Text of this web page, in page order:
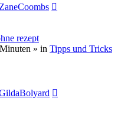
ZaneCoombs
rezept
» in Tipps und Tricks